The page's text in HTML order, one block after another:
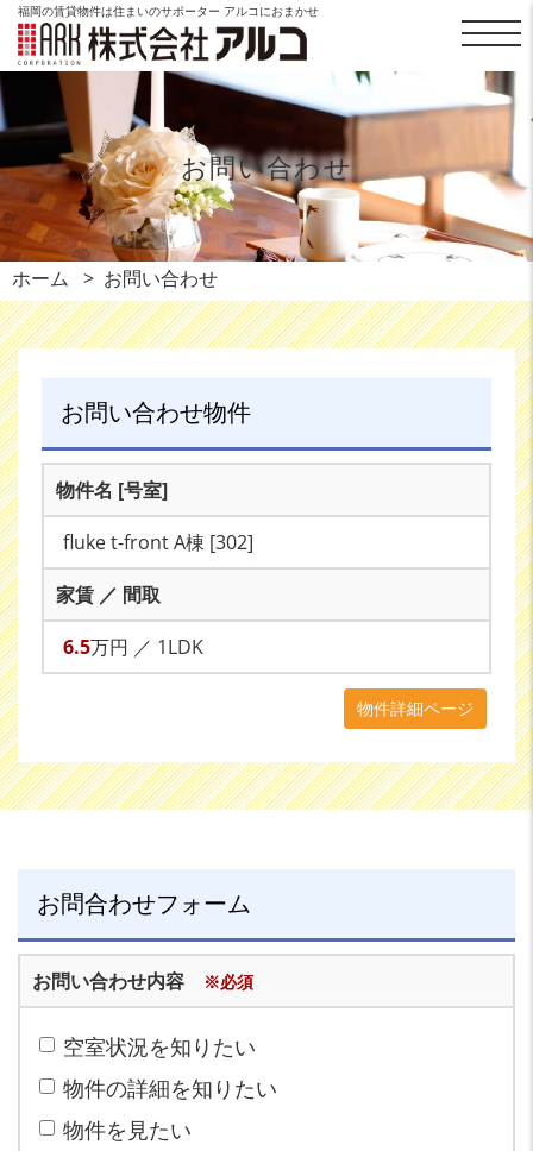
福岡の賃貸物件は住まいのサポーター アルコにおまかせ
お問い合わせ
ホーム お問い合わせ
お問い合わせ物件
物件名 [号室]
fluke t-front A棟 [302]
家賃 ／ 間取
6.5万円 ／ 1LDK
物件詳細ページ
お問合わせフォーム
お問い合わせ内容 ※必須
空室状況を知りたい
物件の詳細を知りたい
物件を見たい